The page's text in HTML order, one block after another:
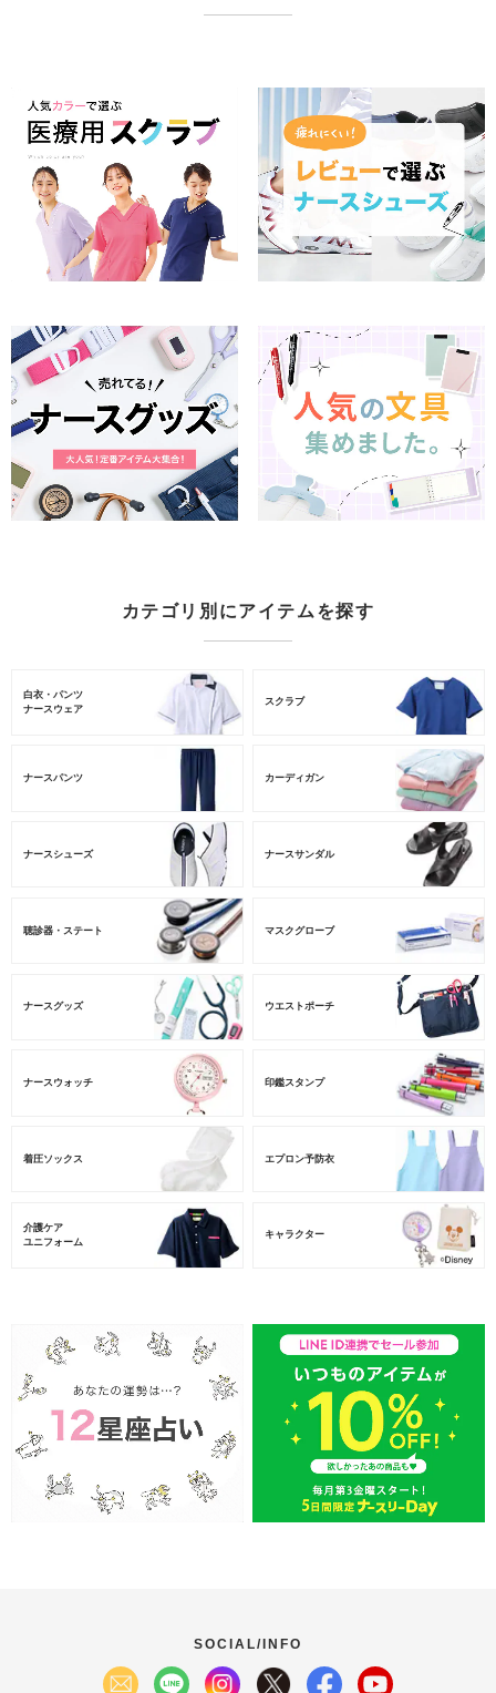
カテゴリ別にアイテムを探す
白衣・パンツ
ナースウェア
スクラブ
ナースパンツ カーディガン
ナースシューズ ナースサンダル
聴診器・ステート マスクグローブ
ナースグッズ ウエストポーチ
ナースウォッチ 印鑑スタンプ
着圧ソックス エプロン予防衣
介護ケア
ユニフォーム
キャラクター
SOCIAL/INFO